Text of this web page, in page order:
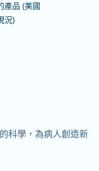
產品 (美國
況)
科學，為病人創造新